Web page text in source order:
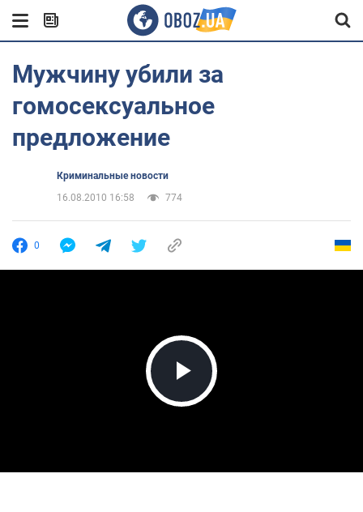
Мужчину убили за
гомосексуальное
предложение
Криминальные новости
16.08.2010 16:58
774
0
Play Video